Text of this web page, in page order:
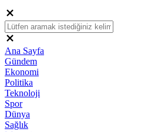
Ana Sayfa
Gündem
Ekonomi
Politika
Teknoloji
Spor
Dünya
Sağlık